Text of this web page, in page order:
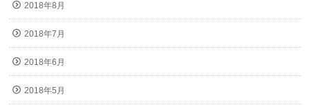
2018年8月
2018年7月
2018年6月
2018年5月